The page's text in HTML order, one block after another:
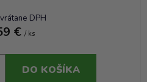
DPH
€ / ks
DO KOŠÍKA